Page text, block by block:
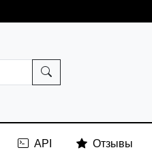
API Отзывы